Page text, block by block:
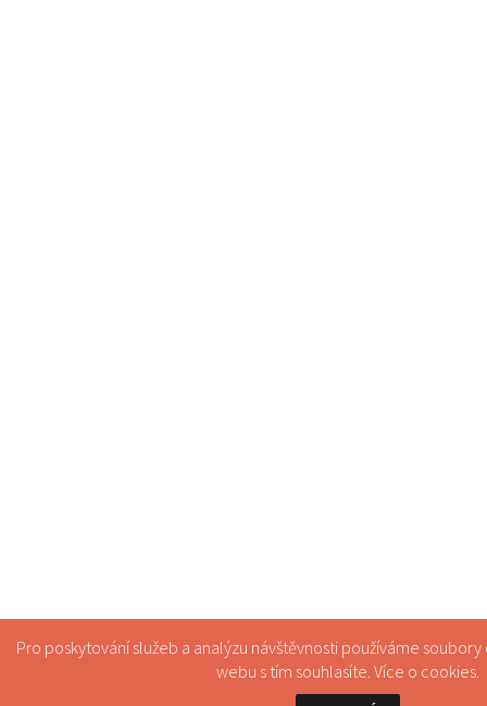
Pro poskytování služeb a analýzu návštěvnosti používáme
webu s tím souhlasíte. Více o cookies.